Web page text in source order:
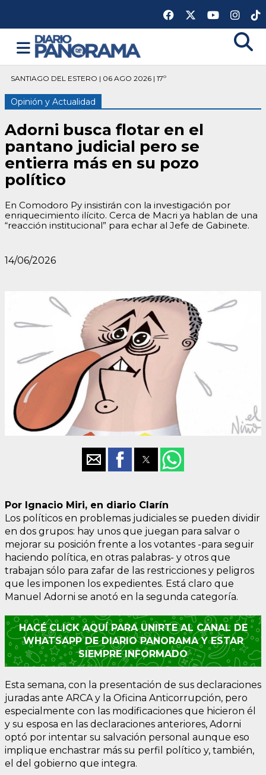
SANTIAGO DEL ESTERO | 06 AGO 2026 | 17º
Opinión y Actualidad
Adorni busca flotar en el
pantano judicial pero se
entierra más en su pozo
político
En Comodoro Py insistirán con la investigación por
enriquecimiento ilícito. Cerca de Macri ya hablan de una
“reacción institucional” para echar al Jefe de Gabinete.
14/06/2026
Por Ignacio Miri, en diario Clarín
Los políticos en problemas judiciales se pueden dividir
en dos grupos: hay unos que juegan para salvar o
mejorar su posición frente a los votantes -para seguir
haciendo política, en otras palabras- y otros que
trabajan sólo para zafar de las restricciones y peligros
que les imponen los expedientes. Está claro que
Manuel Adorni se anotó en la segunda categoría.
HACÉ CLICK AQUÍ PARA UNIRTE AL CANAL DE
WHATSAPP DE DIARIO PANORAMA Y ESTAR
SIEMPRE INFORMADO
Esta semana, con la presentación de sus declaraciones
juradas ante ARCA y la Oficina Anticorrupción, pero
especialmente con las modificaciones que hicieron él
y su esposa en las declaraciones anteriores, Adorni
optó por intentar su salvación personal aunque eso
implique enchastrar más su perfil político y, también,
el del gobierno que integra.